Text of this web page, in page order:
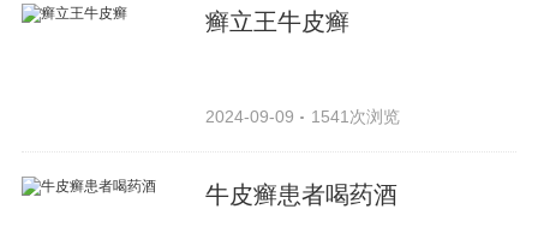
癣立王牛皮癣
2024-09-09 1541次浏览
牛皮癣患者喝药酒